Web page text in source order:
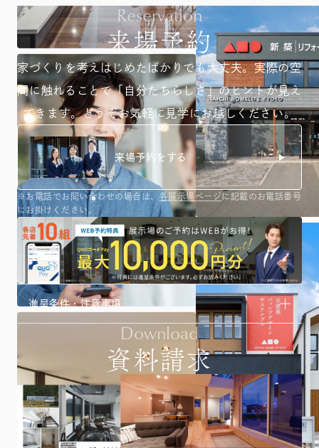
Reservation
来場予約
家づくりを考えはじめたばかりでも大丈夫。実際の空
間に触れることで「自分たちらしさ」のヒントが見え
てきます。どうぞお気軽に見学にお越しください。
来場予約をする
※お電話でお問い合わせの場合は、 各展示場ページに記載のお電話番号
にお掛けください。
進呈条件・注意事項
Download
資料請求